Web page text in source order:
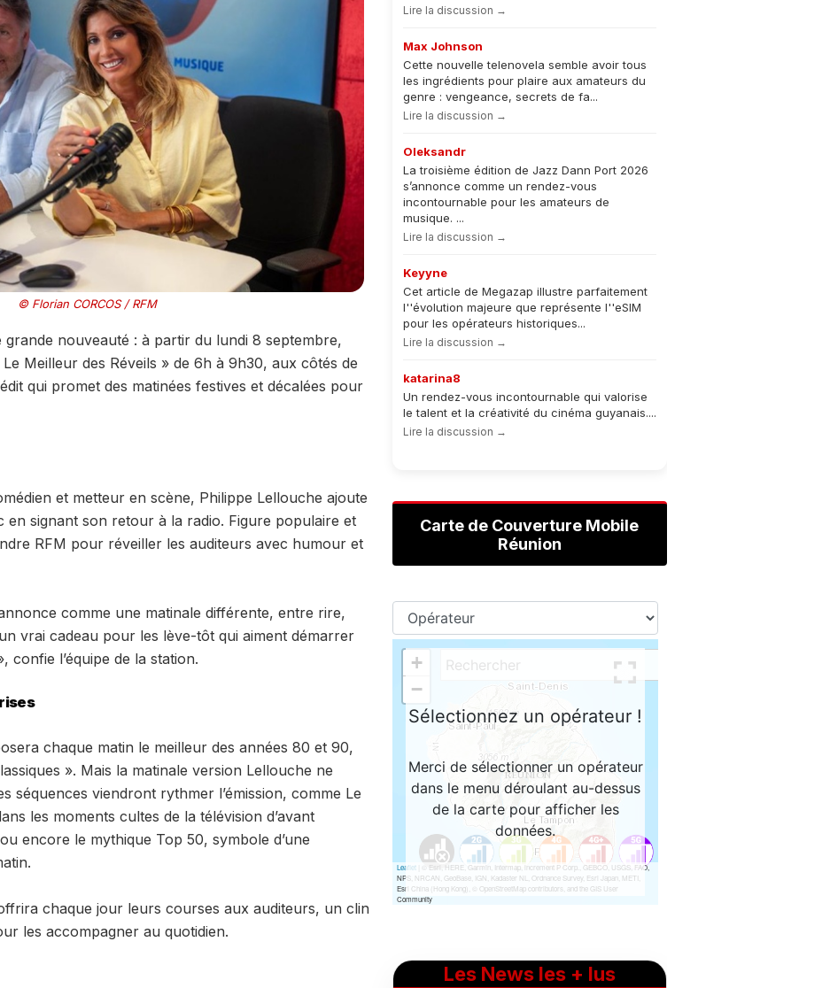
© Florian CORCOS / RFM
nouveauté : à partir du lundi 8 septembre,
Meilleur des Réveils » de 6h à 9h30, aux côtés de
qui promet des matinées festives et décalées pour
et metteur en scène, Philippe Lellouche ajoute
signant son retour à la radio. Figure populaire et
RFM pour réveiller les auditeurs avec humour et
comme une matinale différente, entre rire,
vrai cadeau pour les lève-tôt qui aiment démarrer
confie l’équipe de la station.
chaque matin le meilleur des années 80 et 90,
». Mais la matinale version Lellouche ne
séquences viendront rythmer l’émission, comme Le
les moments cultes de la télévision d’avant
encore le mythique Top 50, symbole d’une
chaque jour leurs courses aux auditeurs, un clin
les accompagner au quotidien.
Lire la discussion →
Max Johnson
Cette nouvelle telenovela semble avoir tous
les ingrédients pour plaire aux amateurs du
genre : vengeance, secrets de fa...
Lire la discussion →
Oleksandr
La troisième édition de Jazz Dann Port 2026
s’annonce comme un rendez-vous
incontournable pour les amateurs de
musique. ...
Lire la discussion →
Keyyne
Cet article de Megazap illustre parfaitement
l''évolution majeure que représente l''eSIM
pour les opérateurs historiques...
Lire la discussion →
katarina8
Un rendez-vous incontournable qui valorise
le talent et la créativité du cinéma guyanais....
Lire la discussion →
Carte de Couverture Mobile
Réunion
Les News les + lus